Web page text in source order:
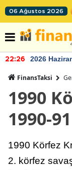
06 Ağustos 2026
22:26 2026
FinansTaksi
1990
1990-
1990 Körfez
2. körfez